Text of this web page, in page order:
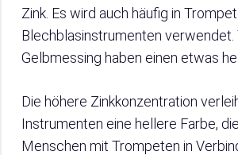
Zink. Es wird auch häufig in
Blechblasinstrumenten verwendet.
Gelbmessing haben einen etwas
Die höhere Zinkkonzentration
Instrumenten eine hellere Farbe,
Menschen mit Trompeten in